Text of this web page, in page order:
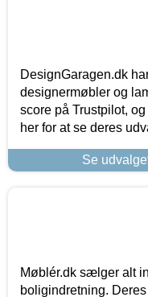
DesignGaragen.dk
designermøbler og
score på Trustpilot,
her for at se deres
Se
Møblér.dk sælger alt
boligindretning.